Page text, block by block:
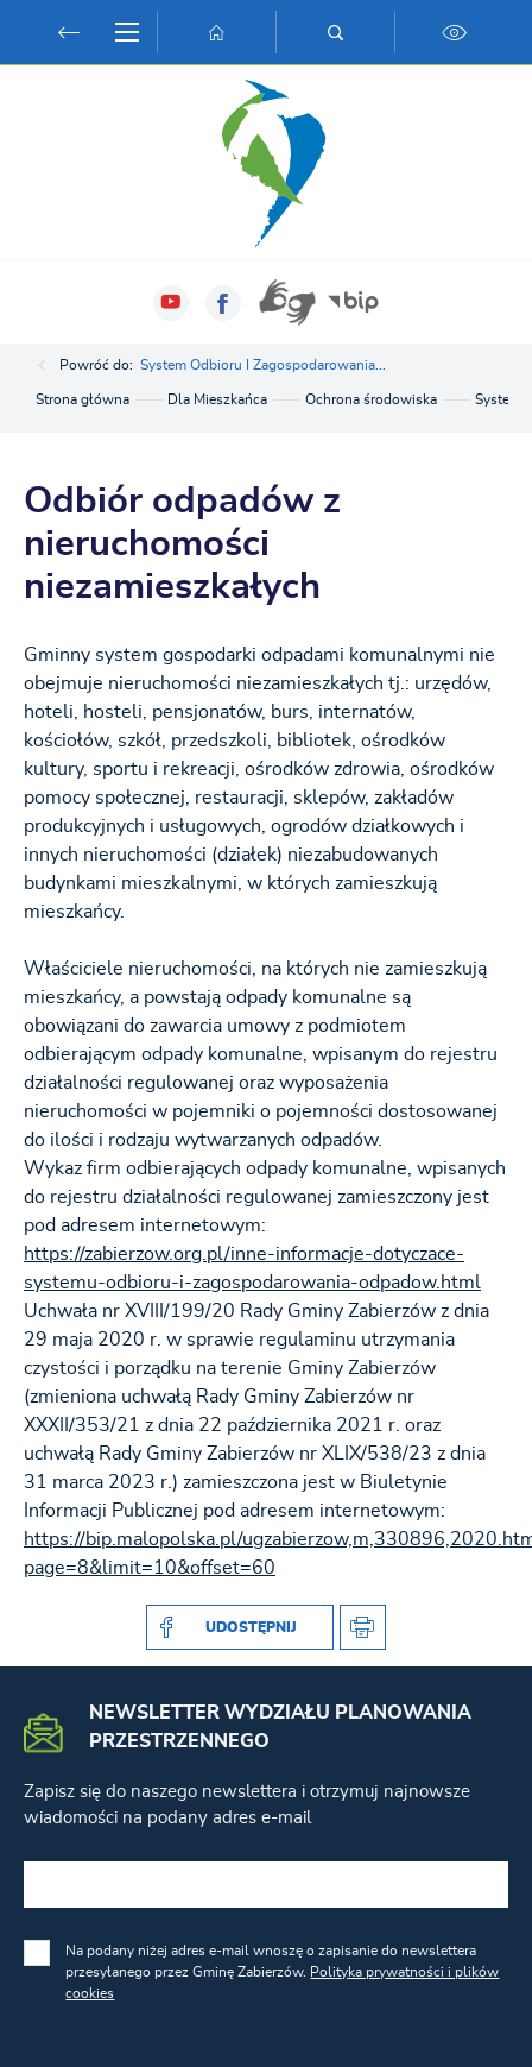
Przejdź do wyszukiwarki.
Przejdź do ustawień wielkości czcionki.
Włącz wersję kontrastową strony.
Powróć do: System Odbioru I Zagospodarowania...
Strona główna Dla Mieszkańca Ochrona środowiska System
Odbiór odpadów z
nieruchomości
niezamieszkałych
Gminny system gospodarki odpadami komunalnymi nie
obejmuje nieruchomości niezamieszkałych tj.: urzędów,
hoteli, hosteli, pensjonatów, burs, internatów,
kościołów, szkół, przedszkoli, bibliotek, ośrodków
kultury, sportu i rekreacji, ośrodków zdrowia, ośrodków
pomocy społecznej, restauracji, sklepów, zakładów
produkcyjnych i usługowych, ogrodów działkowych i
innych nieruchomości (działek) niezabudowanych
budynkami mieszkalnymi, w których zamieszkują
mieszkańcy.
Właściciele nieruchomości, na których nie zamieszkują
mieszkańcy, a powstają odpady komunalne są
obowiązani do zawarcia umowy z podmiotem
odbierającym odpady komunalne, wpisanym do rejestru
działalności regulowanej oraz wyposażenia
nieruchomości w pojemniki o pojemności dostosowanej
do ilości i rodzaju wytwarzanych odpadów.
Wykaz firm odbierających odpady komunalne, wpisanych
do rejestru działalności regulowanej zamieszczony jest
pod adresem internetowym:
https://zabierzow.org.pl/inne-informacje-dotyczace-
systemu-odbioru-i-zagospodarowania-odpadow.html
Uchwała nr XVIII/199/20 Rady Gminy Zabierzów z dnia
29 maja 2020 r. w sprawie regulaminu utrzymania
czystości i porządku na terenie Gminy Zabierzów
(zmieniona uchwałą Rady Gminy Zabierzów nr
XXXII/353/21 z dnia 22 października 2021 r. oraz
uchwałą Rady Gminy Zabierzów nr XLIX/538/23 z dnia
31 marca 2023 r.) zamieszczona jest w Biuletynie
Informacji Publicznej pod adresem internetowym:
https://bip.malopolska.pl/
page=8&limit=10&offset=60
UDOSTĘPNIJ
NEWSLETTER WYDZIAŁU PLANOWANIA
PRZESTRZENNEGO
Zapisz się do naszego newslettera i otrzymuj najnowsze
wiadomości na podany adres e-mail
Na podany niżej adres e-mail wnoszę o zapisanie do newslettera
przesyłanego przez Gminę Zabierzów. Polityka prywatności i plików
cookies